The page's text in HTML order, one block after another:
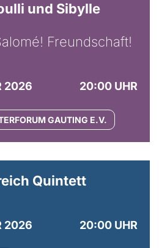
und Sibylle
Freundschaft!
2026
20:00 UHR
GAUTING E.V.
Quintett
2026
20:00 UHR